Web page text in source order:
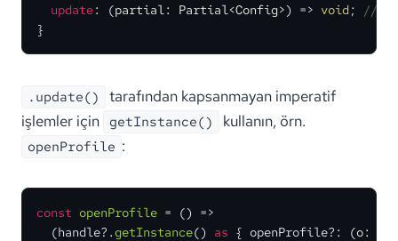
update: (partial: Partial<Config>) => void;
//
}
.update()
tarafından kapsanmayan imperatif
işlemler için getInstance() kullanın, örn.
openProfile :
const openProfile = () =>
  (handle?.
getInstance() as { openProfile?: (o: {